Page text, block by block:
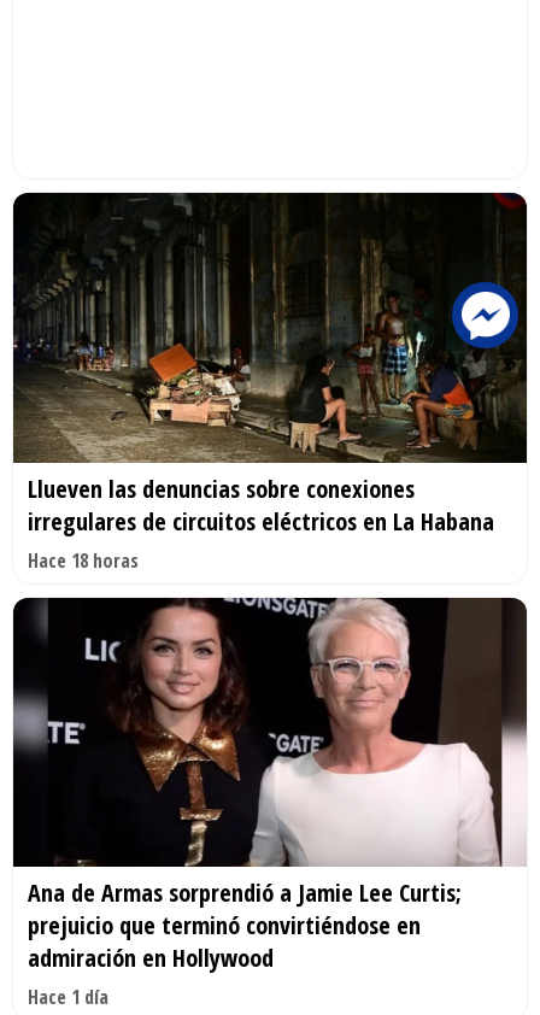
Llueven las denuncias sobre conexiones
irregulares de circuitos eléctricos en La Habana
Hace 18 horas
Ana de Armas sorprendió a Jamie Lee Curtis;
prejuicio que terminó convirtiéndose en
admiración en Hollywood
Hace 1 día